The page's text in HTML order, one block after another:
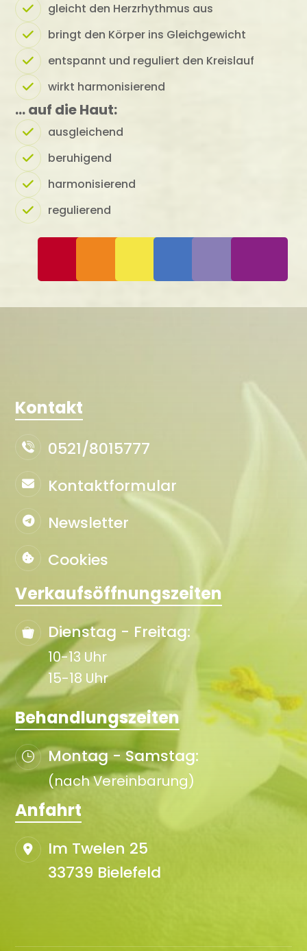
gleicht den Herzrhythmus aus
bringt den Körper ins Gleichgewicht
entspannt und reguliert den Kreislauf
wirkt harmonisierend
… auf die Haut:
ausgleichend
beruhigend
harmonisierend
regulierend
Kontakt
0521/8015777
Kontaktformular
Newsletter
Cookies
Verkaufsöffnungszeiten
Dienstag - Freitag:
10-13 Uhr
15-18 Uhr
Behandlungszeiten
Montag - Samstag:
(nach Vereinbarung)
Anfahrt
Im Twelen 25
33739 Bielefeld